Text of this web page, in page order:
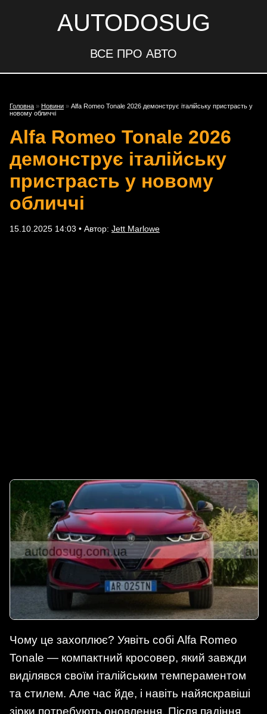
AUTODOSUG
ВСЕ ПРО АВТО
Головна » Новини » Alfa Romeo Tonale 2026 демонструє італійську пристрасть у
новому обличчі
Alfa Romeo Tonale 2026
демонструє італійську
пристрасть у новому
обличчі
15.10.2025 14:03 • Автор: Jett Marlowe
Чому це захоплює? Уявіть собі Alfa Romeo
Tonale — компактний кросовер, який завжди
виділявся своїм італійським темпераментом
та стилем. Але час йде, і навіть найяскравіші
зірки потребують оновлення. Після падіння